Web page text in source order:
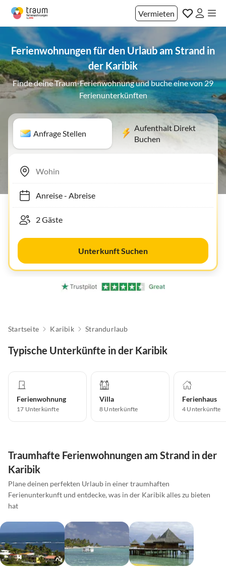
Vermieten
Ferienwohnungen für den Urlaub am Strand in
der Karibik
Finde deine Traum-Ferienwohnung und buche eine von 29
Ferienunterkünften
Anfrage Stellen
Aufenthalt Direkt
Buchen
Anreise- Abreise
Unterkunft Suchen
Startseite Karibik Strandurlaub
Typische Unterkünfte in der Karibik
Ferienwohnung
17 Unterkünfte
Villa
8 Unterkünfte
Ferienhaus
4 Unterkünfte
Traumhafte Ferienwohnungen am Strand in der
Karibik
Plane deinen perfekten Urlaub in einer traumhaften
Ferienunterkunft und entdecke, was in der Karibik alles zu bieten
hat